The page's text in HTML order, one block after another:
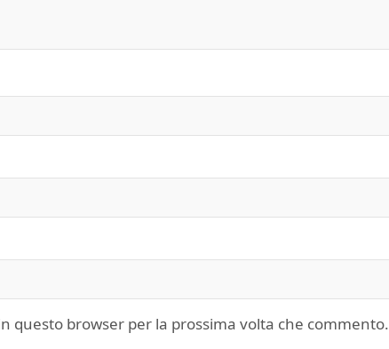
questo browser per la prossima volta che commento.